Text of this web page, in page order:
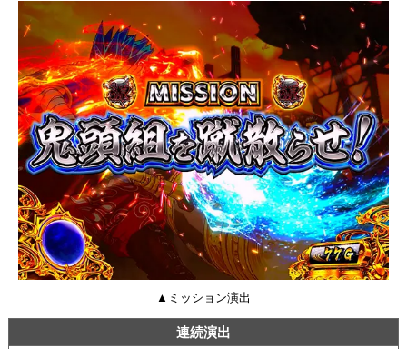
▲ミッション演出
連続演出